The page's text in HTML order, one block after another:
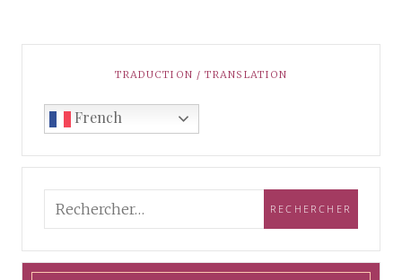
TRADUCTION / TRANSLATION
French